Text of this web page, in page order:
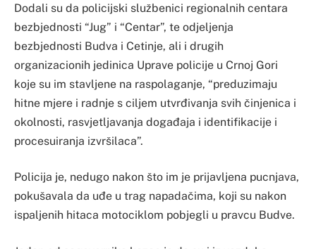
Dodali su da policijski službenici regionalnih centara
bezbjednosti “Jug” i “Centar”, te odjeljenja
bezbjednosti Budva i Cetinje, ali i drugih
organizacionih jedinica Uprave policije u Crnoj Gori
koje su im stavljene na raspolaganje, “preduzimaju
hitne mjere i radnje s ciljem utvrđivanja svih činjenica i
okolnosti, rasvjetljavanja događaja i identifikacije i
procesuiranja izvršilaca”.
Policija je, nedugo nakon što im je prijavljena pucnjava,
pokušavala da uđe u trag napadačima, koji su nakon
ispaljenih hitaca motociklom pobjegli u pravcu Budve.